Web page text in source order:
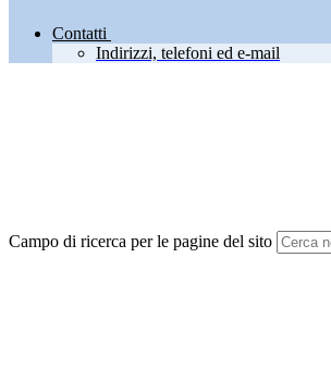
Contatti
Indirizzi, telefoni ed e-mail
Campo di ricerca per le pagine del sito